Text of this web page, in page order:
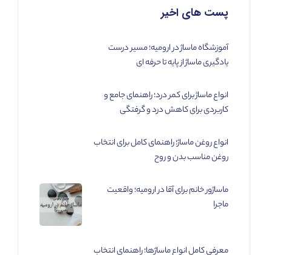
پست های اخیر
آموزشگاه ماساژ در ارومیه؛ مسیر درست
یادگیری ماساژ از پایه تا حرفه ای
انواع ماساژ برای کمر درد؛ راهنمای جامع و
کاربردی برای کاهش درد و گرفتگی
انواع روغن ماساژ؛ راهنمای کامل برای انتخاب
روغن مناسب بدن و روح
ماساژور خانم برای آقا در ارومیه؛ واقعیت
ماجرا
معرفی کامل انواع ماساژها؛ راهنمای انتخاب